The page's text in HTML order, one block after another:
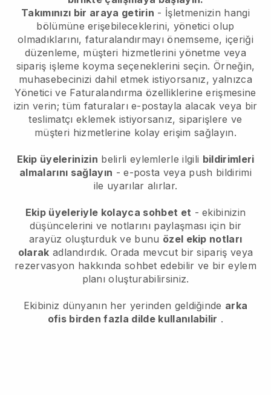
Takımınızı bir araya getirin - İşletmenizin hangi
bölümüne erişebileceklerini, yönetici olup
olmadıklarını, faturalandırmayı önemseme, içeriği
düzenleme, müşteri hizmetlerini yönetme veya
sipariş işleme koyma seçeneklerini seçin. Örneğin,
muhasebecinizi dahil etmek istiyorsanız, yalnızca
Yönetici ve Faturalandırma özelliklerine erişmesine
izin verin; tüm faturaları e-postayla alacak veya bir
teslimatçı eklemek istiyorsanız, siparişlere ve
müşteri hizmetlerine kolay erişim sağlayın.
Ekip üyelerinizin belirli eylemlerle ilgili bildirimleri
almalarını sağlayın - e-posta veya push bildirimi
ile uyarılar alırlar.
Ekip üyeleriyle kolayca sohbet et - ekibinizin
düşüncelerini ve notlarını paylaşması için bir
arayüz oluşturduk ve bunu özel ekip notları
olarak adlandırdık. Orada mevcut bir sipariş veya
rezervasyon hakkında sohbet edebilir ve bir eylem
planı oluşturabilirsiniz.
Ekibiniz dünyanın her yerinden geldiğinde arka
ofis birden fazla dilde kullanılabilir .